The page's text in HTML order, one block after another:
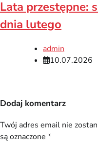
Lata przestępne:
dnia lutego
admin
10.07.2026
Dodaj komentarz
Twój adres email nie
są oznaczone *